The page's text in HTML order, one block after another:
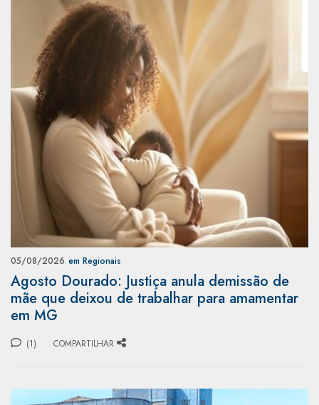
05/08/2026 em Regionais
Agosto Dourado: Justiça anula demissão de
mãe que deixou de trabalhar para amamentar
em MG
(1) COMPARTILHAR